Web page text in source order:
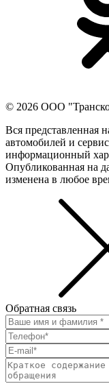
© 2026 ООО
Вся представленная
автомобилей и
информационный
Опубликованная на
изменена в любое
Обратная связь